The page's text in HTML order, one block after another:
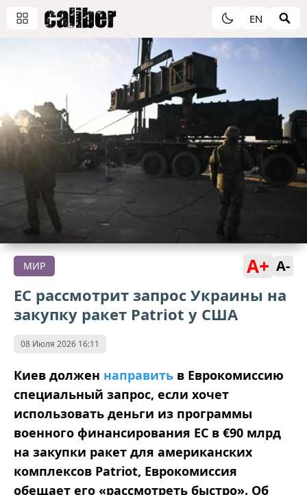
EN
МИР A+ A-
ЕС рассмотрит запрос Украины на
закупку ракет Patriot у США
08 Июля 2026 16:11
Киев должен направить в Еврокомиссию
специальный запрос, если хочет
использовать деньги из программы
военного финансирования ЕС в €90 млрд
на закупки ракет для американских
комплексов Patriot, Еврокомиссия
обещает его «рассмотреть быстро». Об